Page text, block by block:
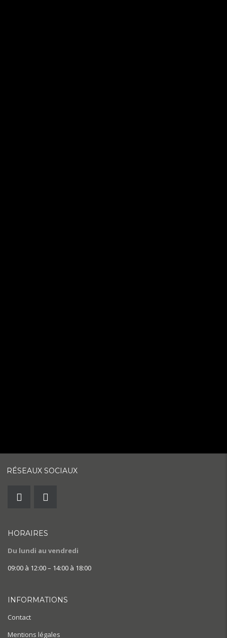
RÉSEAUX SOCIAUX
HORAIRES
Du lundi au vendredi
09:00 à 12:00 – 14:00 à 18:00
INFORMATIONS
Contact
Mentions légales